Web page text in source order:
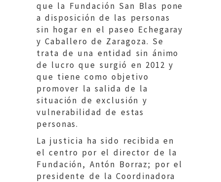
que la Fundación San Blas pone
a disposición de las personas
sin hogar en el paseo Echegaray
y Caballero de Zaragoza. Se
trata de una entidad sin ánimo
de lucro que surgió en 2012 y
que tiene como objetivo
promover la salida de la
situación de exclusión y
vulnerabilidad de estas
personas.
La justicia ha sido recibida en
el centro por el director de la
Fundación, Antón Borraz; por el
presidente de la Coordinadora